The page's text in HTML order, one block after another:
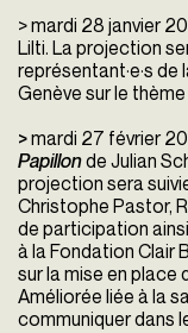
> mardi 28 janvier
Lilti. La projection
représentant·e·s de
Genève sur le thème
>mardi 27 février
Papillonde Julian
projection sera
Christophe Pastor,
de participation
à la Fondation Clair
sur la mise en
Améliorée liée à la
communiquer dans